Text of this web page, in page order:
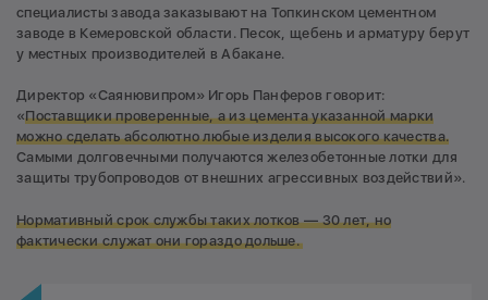
специалисты завода заказывают на Топкинском цементном
заводе в Кемеровской области. Песок, щебень и арматуру берут
у местных производителей в Абакане.
Директор «Саянювипром» Игорь Панферов говорит:
«Поставщики проверенные, а из цемента указанной марки
можно сделать абсолютно любые изделия высокого качества.
Самыми долговечными получаются железобетонные лотки для
защиты трубопроводов от внешних агрессивных воздействий».
Нормативный срок службы таких лотков — 30 лет, но
фактически служат они гораздо дольше.